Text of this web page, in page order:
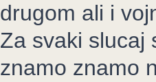
drugom ali i
Za svaki slucaj
znamo znamo